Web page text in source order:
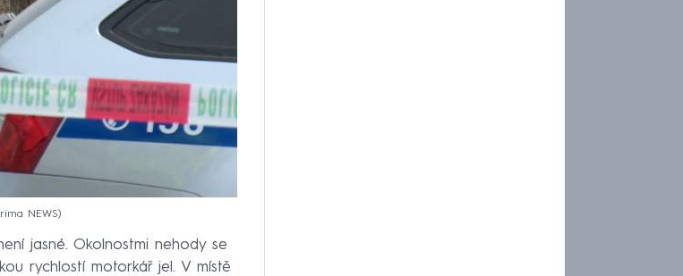
NEWS
jasné. Okolnostmi nehody se
rychlostí motorkář jel. V místě